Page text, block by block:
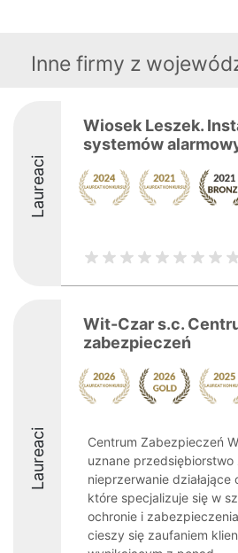
Inne firmy z
Laureaci
Wiosek Leszek.
systemów
Laureaci
Wit-Czar s.c.
zabezpieczeń
Centrum Zabezpieczeń
uznane przedsiębiorstwo
nieprzerwanie działające
które specjalizuje się w
ochronie i
cieszy się zaufaniem